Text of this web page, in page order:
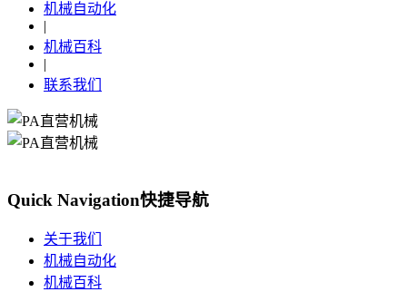
机械自动化
|
机械百科
|
联系我们
Quick Navigation快捷导航
关于我们
机械自动化
机械百科